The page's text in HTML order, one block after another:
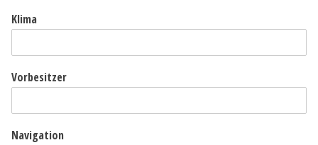
Klima
Vorbesitzer
Navigation